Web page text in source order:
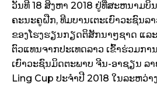
ວັນທີ 18 ສິງຫາ​ 2018​ ຢູ່ທີ່ສະຫນາມບິ
ຄະນະຄູຝືກ, ທີມບານເຕະເຍົາວະຊົນລ
ຂອງໂຮງຮຽນກຽດຕິສັກນາໆຊາດ ແລ
ຕົວແທນຈາກປະເທດລາວ ເຂົ້າຮ່ວມກາ
ເຍົາວະຊົນມິດຕະພາບ ຈີນ-ອາຊຽນ ລ
Ling Cup ປະຈຳປີ 2018 ໃນລະຫວ່າ